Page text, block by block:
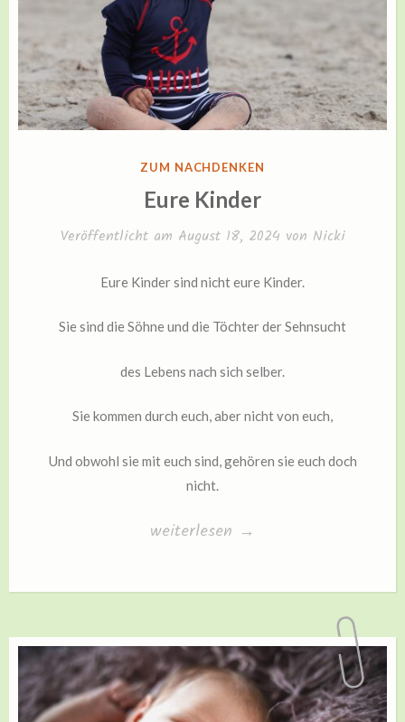
VERÖFFENTLICHT
ZUM NACHDENKEN
Eure Kinder
Veröffentlicht am August 18, 2024 von Nicki
Eure Kinder sind nicht eure Kinder.
Sie sind die Söhne und die Töchter der Sehnsucht
des Lebens nach sich selber.
Sie kommen durch euch, aber nicht von euch,
Und obwohl sie mit euch sind, gehören sie euch doch
nicht.
„Eure
weiterlesen →